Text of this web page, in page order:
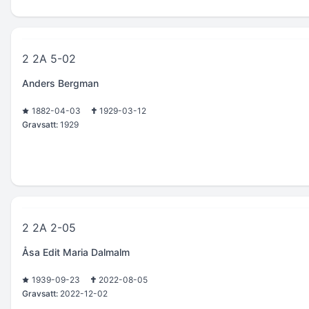
2 2A 5-02
Anders Bergman
1882-04-03
1929-03-12
Gravsatt: 1929
2 2A 2-05
Åsa Edit Maria Dalmalm
1939-09-23
2022-08-05
Gravsatt: 2022-12-02